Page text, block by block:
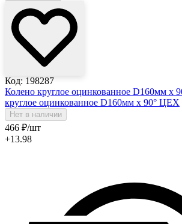
Код: 198287
Колено круглое оцинкованное D160мм х
круглое оцинкованное D160мм х 90° ЦЕХ
Нет в наличии
466 ₽/шт
+13.98